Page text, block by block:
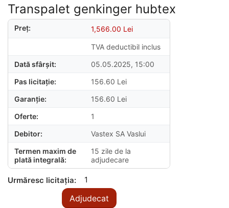
Transpalet genkinger hubtex
Preț: 1,566.00 Lei
TVA deductibil inclus
Dată sfârșit:
05.05.2025, 15:00
Pas licitație:
156.60 Lei
Garanție:
156.60 Lei
Oferte:
1
Debitor:
Vastex SA Vaslui
Termen maxim de
plată integrală:
15 zile de la
adjudecare
Urmăresc licitația: 1
Adjudecat